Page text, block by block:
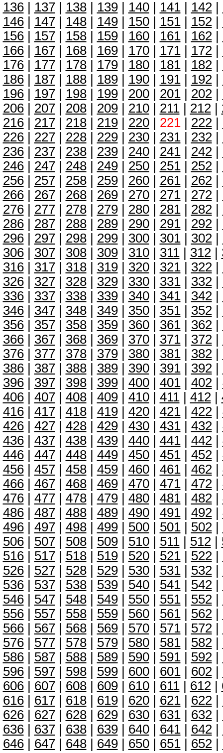
136| 137| 138| 139| 140| 141| 142|
146| 147| 148| 149| 150| 151| 152|
156| 157| 158| 159| 160| 161| 162|
166| 167| 168| 169| 170| 171| 172|
176| 177| 178| 179| 180| 181| 182|
186| 187| 188| 189| 190| 191| 192|
196| 197| 198| 199| 200| 201| 202|
206| 207| 208| 209| 210| 211| 212|
216| 217| 218| 219| 220| 221| 222|
226| 227| 228| 229| 230| 231| 232|
236| 237| 238| 239| 240| 241| 242|
246| 247| 248| 249| 250| 251| 252|
256| 257| 258| 259| 260| 261| 262|
266| 267| 268| 269| 270| 271| 272|
276| 277| 278| 279| 280| 281| 282|
286| 287| 288| 289| 290| 291| 292|
296| 297| 298| 299| 300| 301| 302|
306| 307| 308| 309| 310| 311| 312|
316| 317| 318| 319| 320| 321| 322|
326| 327| 328| 329| 330| 331| 332|
336| 337| 338| 339| 340| 341| 342|
346| 347| 348| 349| 350| 351| 352|
356| 357| 358| 359| 360| 361| 362|
366| 367| 368| 369| 370| 371| 372|
376| 377| 378| 379| 380| 381| 382|
386| 387| 388| 389| 390| 391| 392|
396| 397| 398| 399| 400| 401| 402|
406| 407| 408| 409| 410| 411| 412|
416| 417| 418| 419| 420| 421| 422|
426| 427| 428| 429| 430| 431| 432|
436| 437| 438| 439| 440| 441| 442|
446| 447| 448| 449| 450| 451| 452|
456| 457| 458| 459| 460| 461| 462|
466| 467| 468| 469| 470| 471| 472|
476| 477| 478| 479| 480| 481| 482|
486| 487| 488| 489| 490| 491| 492|
496| 497| 498| 499| 500| 501| 502|
506| 507| 508| 509| 510| 511| 512|
516| 517| 518| 519| 520| 521| 522|
526| 527| 528| 529| 530| 531| 532|
536| 537| 538| 539| 540| 541| 542|
546| 547| 548| 549| 550| 551| 552|
556| 557| 558| 559| 560| 561| 562|
566| 567| 568| 569| 570| 571| 572|
576| 577| 578| 579| 580| 581| 582|
586| 587| 588| 589| 590| 591| 592|
596| 597| 598| 599| 600| 601| 602|
606| 607| 608| 609| 610| 611| 612|
616| 617| 618| 619| 620| 621| 622|
626| 627| 628| 629| 630| 631| 632|
636| 637| 638| 639| 640| 641| 642|
646| 647| 648| 649| 650| 651| 652|